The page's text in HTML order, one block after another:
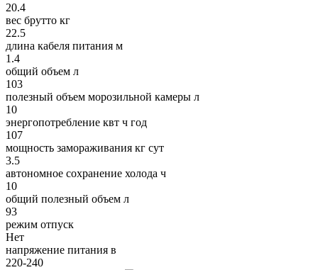
20.4
вес брутто кг
22.5
длина кабеля питания м
1.4
общий объем л
103
полезный объем морозильной камеры л
10
энергопотребление квт ч год
107
мощность замораживания кг сут
3.5
автономное сохранение холода ч
10
общий полезный объем л
93
режим отпуск
Нет
напряжение питания в
220-240